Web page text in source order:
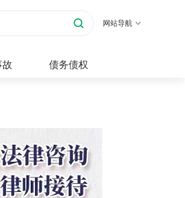
网站导航
故 债务债权